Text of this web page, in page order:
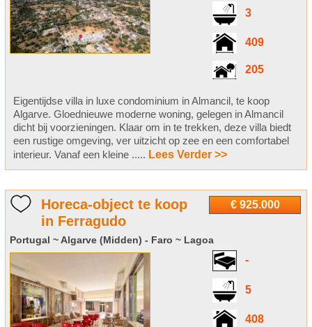
3
409
205
Eigentijdse villa in luxe condominium in Almancil, te koop
Algarve. Gloednieuwe moderne woning, gelegen in Almancil
dicht bij voorzieningen. Klaar om in te trekken, deze villa biedt
een rustige omgeving, ver uitzicht op zee en een comfortabel
interieur. Vanaf een kleine ..... Lees Verder >>
€ 925.000
Horeca-object te koop
in Ferragudo
Portugal ~ Algarve (Midden) - Faro ~ Lagoa
-
5
408